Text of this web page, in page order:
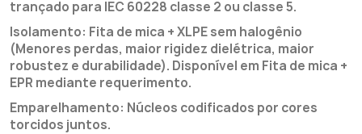
trançado para IEC 60228 classe 2 ou classe 5.
Isolamento: Fita de mica + XLPE sem halogênio
(Menores perdas, maior rigidez dielétrica, maior
robustez e durabilidade). Disponível em Fita de mica +
EPR mediante requerimento.
Emparelhamento: Núcleos codificados por cores
torcidos juntos.